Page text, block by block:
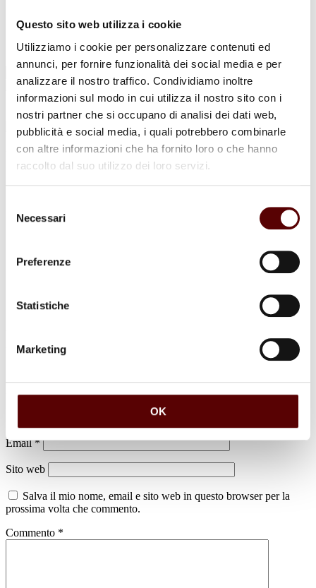
Questo sito web utilizza i cookie
Utilizziamo i cookie per personalizzare contenuti ed
annunci, per fornire funzionalità dei social media e per
analizzare il nostro traffico. Condividiamo inoltre
informazioni sul modo in cui utilizza il nostro sito con i
nostri partner che si occupano di analisi dei dati web,
pubblicità e social media, i quali potrebbero combinarle
con altre informazioni che ha fornito loro o che hanno
raccolto dal suo utilizzo dei loro servizi.
delNecessari
Preferenze
Statistiche
Marketing
OK
News
Info e Contatti
Cerca
per:
Enzo Govoni
10 Marzo 1940 - 26 Novembre 2025
Condividi
Lascia un commento
Il tuo indirizzo email non sarà pubblicato. I campi obbligatori sono
contrassegnati*
Email*
Sito web
Salva il mio nome, email e sito web in questo browser per la
prossima volta che commento.
Commento *